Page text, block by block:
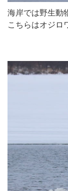
海岸では野生動
こちらはオジロ